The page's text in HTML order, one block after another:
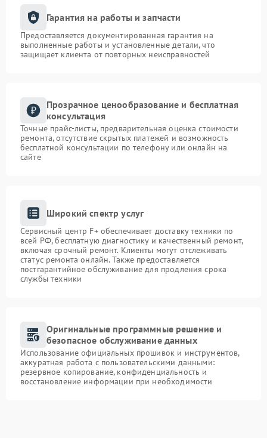
Гарантия на работы и запчасти
Предоставляется документированная гарантия на
выполненные работы и установленные детали, что
защищает клиента от повторных неисправностей
Прозрачное ценообразование и бесплатная
консультация
Точные прайс-листы, предварительная оценка стоимости
ремонта, отсутствие скрытых платежей и возможность
бесплатной консультации по телефону или онлайн на
сайте
Широкий спектр услуг
Сервисный центр F+ обеспечивает доставку техники по
всей РФ, бесплатную диагностику и качественный ремонт,
включая срочный ремонт. Клиенты могут отслеживать
статус ремонта онлайн. Также предоставляется
постгарантийное обслуживание для продления срока
службы техники
Оригинальные программные решение и
безопасное обслуживание данных
Использование официальных прошивок и инструментов,
аккуратная работа с пользовательскими данными:
резервное копирование, конфиденциальность и
восстановление информации при необходимости